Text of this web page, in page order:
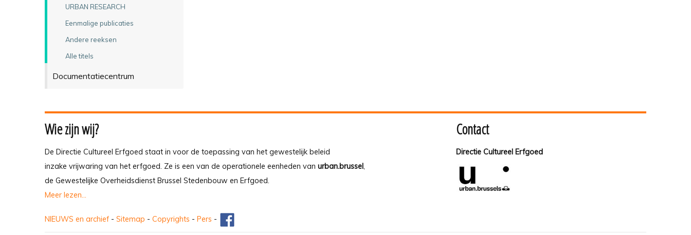
URBAN RESEARCH
Eenmalige publicaties
Andere reeksen
Alle titels
Documentatiecentrum
Wie zijn wij?
De Directie Cultureel Erfgoed staat in voor de toepassing van het gewestelijk beleid
inzake vrijwaring van het erfgoed. Ze is een van de operationele eenheden van urban.brussel,
de Gewestelijke Overheidsdienst Brussel Stedenbouw en Erfgoed.
Meer lezen...
Contact
Directie Cultureel Erfgoed
NIEUWS en archief - Sitemap - Copyrights - Pers -